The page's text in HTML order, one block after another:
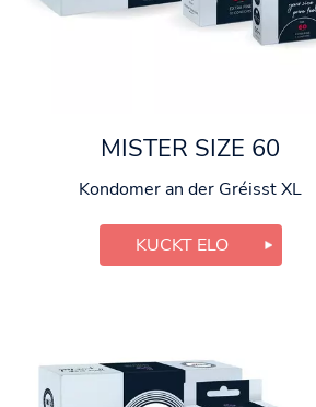
MISTER SIZE 60
Kondomer an der Gréisst XL
KUCKT ELO